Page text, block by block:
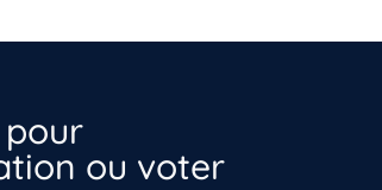
ou voter